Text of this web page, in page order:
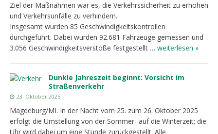
Ziel der Maßnahmen war es, die Verkehrssicherheit zu erhöhen
und Verkehrsunfälle zu verhindern.
Insgesamt wurden 85 Geschwindigkeitskontrollen
durchgeführt. Dabei wurden 92.681 Fahrzeuge gemessen und
3.056 Geschwindigkeitsverstöße festgestellt … weiterlesen »
Dunkle Jahreszeit beginnt: Vorsicht im
Straßenverkehr
23. Oktober 2025
Magdeburg/MI. In der Nacht vom 25. zum 26. Oktober 2025
erfolgt die Umstellung von der Sommer- auf die Winterzeit; die
Uhr wird dabei um eine Stunde zurückgestellt. Alle